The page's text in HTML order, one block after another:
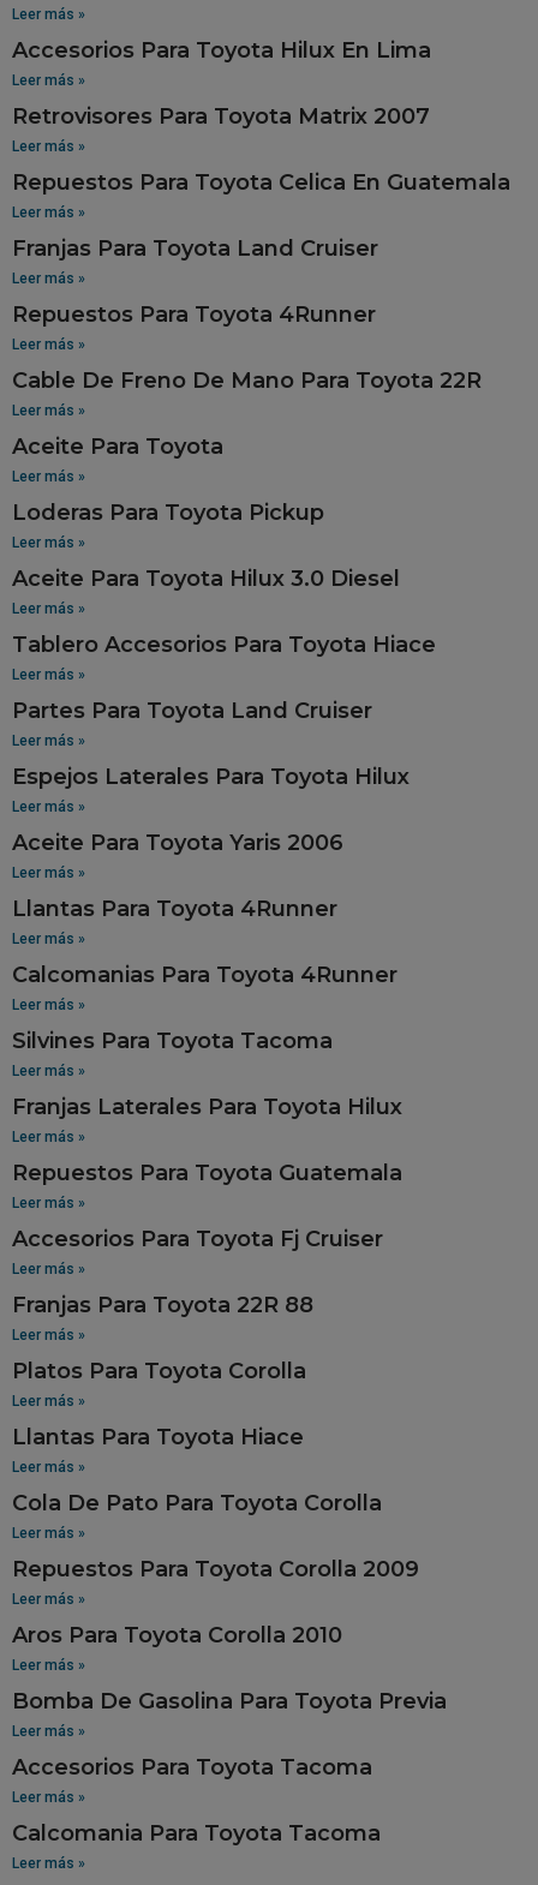
Leer más »
Accesorios Para Toyota Hilux En Lima
Leer más »
Retrovisores Para Toyota Matrix 2007
Leer más »
Repuestos Para Toyota Celica En Guatemala
Leer más »
Franjas Para Toyota Land Cruiser
Leer más »
Repuestos Para Toyota 4Runner
Leer más »
Cable De Freno De Mano Para Toyota 22R
Leer más »
Aceite Para Toyota
Leer más »
Loderas Para Toyota Pickup
Leer más »
Aceite Para Toyota Hilux 3.0 Diesel
Leer más »
Tablero Accesorios Para Toyota Hiace
Leer más »
Partes Para Toyota Land Cruiser
Leer más »
Espejos Laterales Para Toyota Hilux
Leer más »
Aceite Para Toyota Yaris 2006
Leer más »
Llantas Para Toyota 4Runner
Leer más »
Calcomanias Para Toyota 4Runner
Leer más »
Silvines Para Toyota Tacoma
Leer más »
Franjas Laterales Para Toyota Hilux
Leer más »
Repuestos Para Toyota Guatemala
Leer más »
Accesorios Para Toyota Fj Cruiser
Leer más »
Franjas Para Toyota 22R 88
Leer más »
Platos Para Toyota Corolla
Leer más »
Llantas Para Toyota Hiace
Leer más »
Cola De Pato Para Toyota Corolla
Leer más »
Repuestos Para Toyota Corolla 2009
Leer más »
Aros Para Toyota Corolla 2010
Leer más »
Bomba De Gasolina Para Toyota Previa
Leer más »
Accesorios Para Toyota Tacoma
Leer más »
Calcomania Para Toyota Tacoma
Leer más »